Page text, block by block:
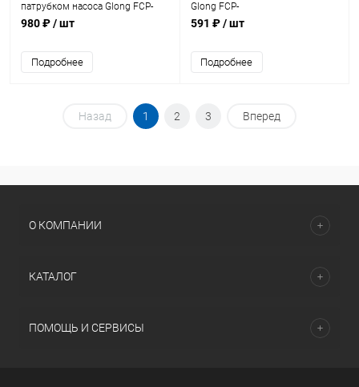
патрубком насоса Glong FCP-
180S/250S (FCP180S-07)
980 ₽/ шт
Подробнее
Glong FCP-
370S/550S/750S/1100S2
591 ₽/ шт
Подробнее
Назад 1 2 3 Вперед
О КОМПАНИИ
КАТАЛОГ
ПОМОЩЬ И СЕРВИСЫ